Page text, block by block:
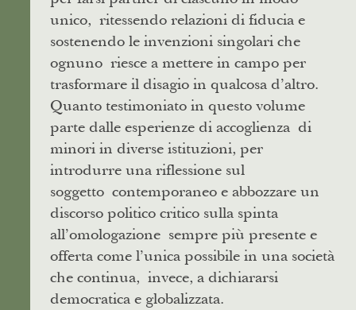
unico, ritessendo relazioni di fiducia e
sostenendo le invenzioni singolari che
ognuno riesce a mettere in campo per
trasformare il disagio in qualcosa d’altro.
Quanto testimoniato in questo volume
parte dalle esperienze di accoglienza di
minori in diverse istituzioni, per
introdurre una riflessione sul
soggetto contemporaneo e abbozzare un
discorso politico critico sulla spinta
all’omologazione sempre più presente e
offerta come l’unica possibile in una società
che continua, invece, a dichiararsi
democratica e globalizzata.